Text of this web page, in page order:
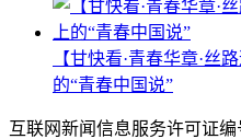
【甘快看·青春华章·丝
的“青春中国说”
互联网新闻信息服务许可证编